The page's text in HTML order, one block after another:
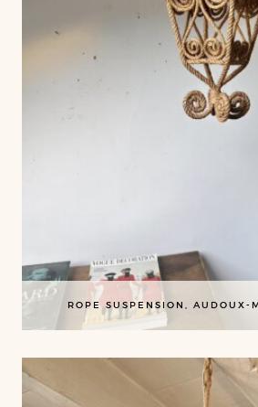
ROPE SUSPENSION, AUDOUX-